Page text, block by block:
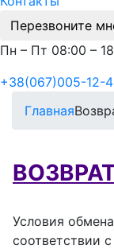
Перезвоните
Пн – Пт 08:00 –
+38(067)005-12-
Главная
Условия
соответствии